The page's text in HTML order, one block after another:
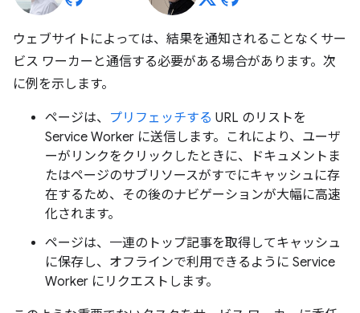
ウェブサイトによっては、結果を通知されることなくサー
ビス ワーカーと通信する必要がある場合があります。次
に例を示します。
ページは、 プリフェッチする URL のリストを
Service Worker に送信します。これにより、ユーザ
ーがリンクをクリックしたときに、ドキュメントま
たはページのサブリソースがすでにキャッシュに存
在するため、その後のナビゲーションが大幅に高速
化されます。
ページは、一連のトップ記事を取得してキャッシュ
に保存し、オフラインで利用できるように Service
Worker にリクエストします。